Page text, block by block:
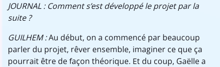
JOURNAL : Comment s’est développé le projet par la
suite ?
GUILHEM :Au début, on a commencé par beaucoup
parler du projet, rêver ensemble, imaginer ce que ça
pourrait être de façon théorique. Et du coup, Gaëlle a